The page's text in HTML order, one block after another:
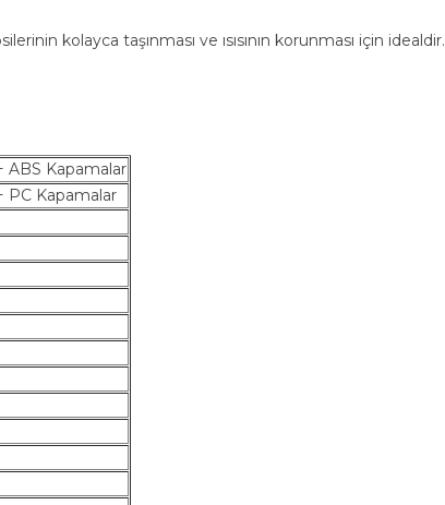
kolayca taşınması ve ısısının korunması için idealdir.
ABS Kapamalar
PC Kapamalar